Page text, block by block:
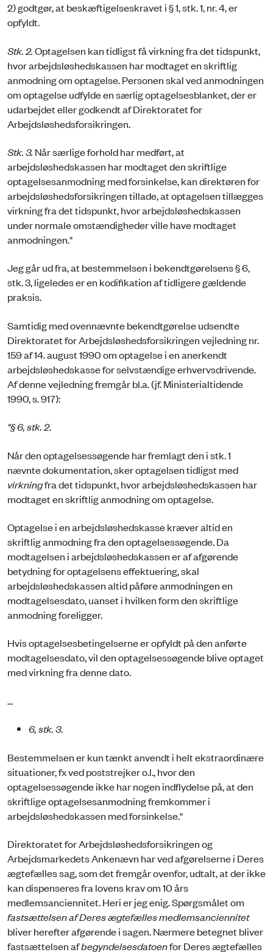
2) godtgør, at beskæftigelseskravet i § 1, stk. 1, nr. 4, er
opfyldt.
Stk. 2.Optagelsen kan tidligst få virkning fra det tidspunkt,
hvor arbejdsløshedskassen har modtaget en skriftlig
anmodning om optagelse. Personen skal ved anmodningen
om optagelse udfylde en særlig optagelsesblanket, der er
udarbejdet eller godkendt af Direktoratet for
Arbejdsløshedsforsikringen.
Stk. 3. Når særlige forhold har medført, at
arbejdsløshedskassen har modtaget den skriftlige
optagelsesanmodning med forsinkelse, kan direktøren for
arbejdsløshedsforsikringen tillade, at optagelsen tillægges
virkning fra det tidspunkt, hvor arbejdsløshedskassen
under normale omstændigheder ville have modtaget
anmodningen."
Jeg går ud fra, at bestemmelsen i bekendtgørelsens § 6,
stk. 3, ligeledes er en kodifikation af tidligere gældende
praksis.
Samtidig med ovennævnte bekendtgørelse udsendte
Direktoratet for Arbejdsløshedsforsikringen vejledning nr.
159 af 14. august 1990 om optagelse i en anerkendt
arbejdsløshedskasse for selvstændige erhvervsdrivende.
Af denne vejledning fremgår bl.a. (jf. Ministerialtidende
1990, s. 917):
"§ 6, stk. 2.
Når den optagelsessøgende har fremlagt den i stk. 1
nævnte dokumentation, sker optagelsen tidligst med
virkningfra det tidspunkt, hvor arbejdsløshedskassen har
modtaget en skriftlig anmodning om optagelse.
Optagelse i en arbejdsløshedskasse kræver altid en
skriftlig anmodning fra den optagelsessøgende. Da
modtagelsen i arbejdsløshedskassen er af afgørende
betydning for optagelsens effektuering, skal
arbejdsløshedskassen altid påføre anmodningen en
modtagelsesdato, uanset i hvilken form den skriftlige
anmodning foreligger.
Hvis optagelsesbetingelserne er opfyldt på den anførte
modtagelsesdato, vil den optagelsessøgende blive optaget
med virkning fra denne dato.
...
6, stk. 3.
Bestemmelsen er kun tænkt anvendt i helt ekstraordinære
situationer, fx ved poststrejker o.l., hvor den
optagelsessøgende ikke har nogen indflydelse på, at den
skriftlige optagelsesanmodning fremkommer i
arbejdsløshedskassen med forsinkelse."
Direktoratet for Arbejdsløshedsforsikringen og
Arbejdsmarkedets Ankenævn har ved afgørelserne i Deres
ægtefælles sag, som det fremgår ovenfor, udtalt, at der ikke
kan dispenseres fra lovens krav om 10 års
medlemsanciennitet. Heri er jeg enig. Spørgsmålet om
fastsættelsen af Deres ægtefælles medlemsanciennitet
bliver herefter afgørende i sagen. Nærmere betegnet bliver
fastsættelsen afbegyndelsesdatoenfor Deres ægtefælles